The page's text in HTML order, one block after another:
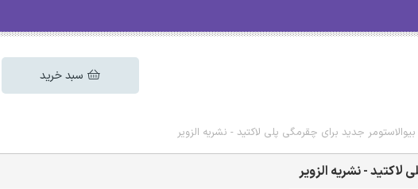
سبد خرید
بیوالاستومر جدید برای چقرمگی پلی لاکتید - نشریه الزویر
لاکتید - نشریه الزویر